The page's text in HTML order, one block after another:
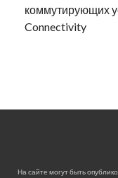
коммутирующих
Connectivity
На сайте могут быть